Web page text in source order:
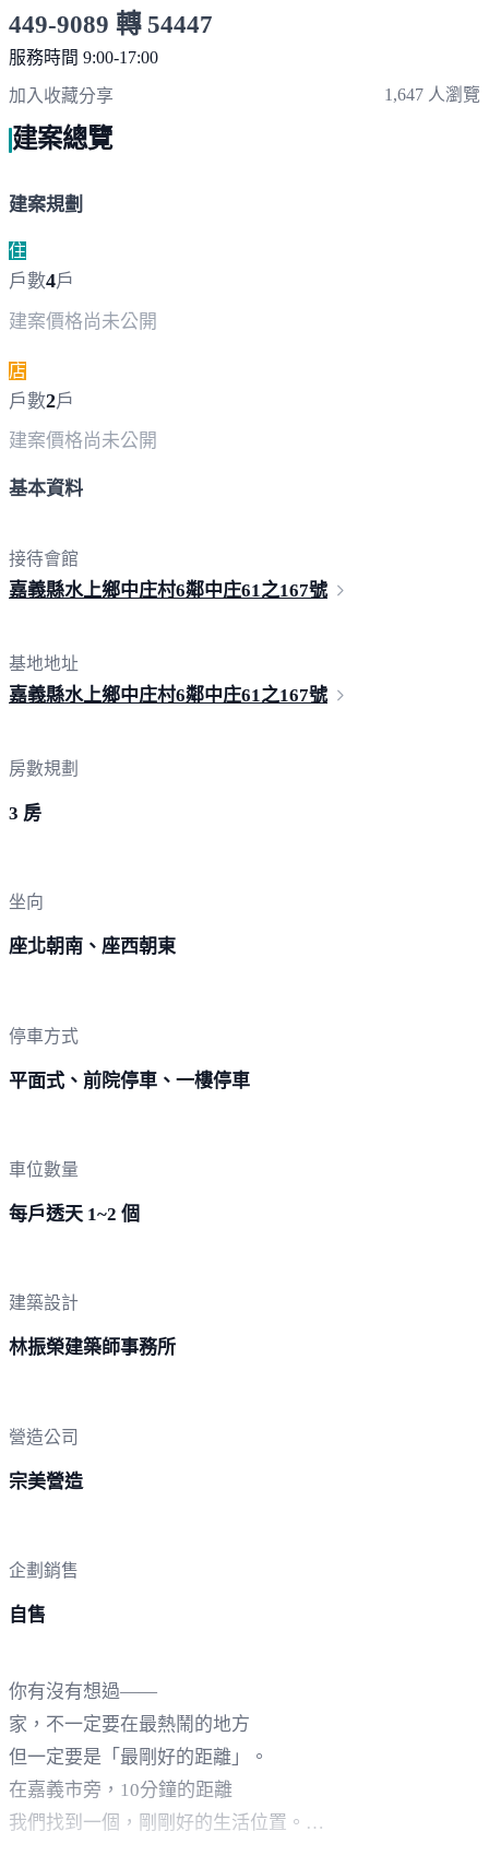
449-9089 轉 54447
服務時間 9:00-17:00
加入收藏分享 1,647 人瀏覽
建案總覽
建案規劃
住
戶數4戶
建案價格尚未公開
店
戶數2戶
建案價格尚未公開
基本資料
接待會館
嘉義縣水上鄉中庄村6鄰中庄61之167號
基地地址
嘉義縣水上鄉中庄村6鄰中庄61之167號
房數規劃
3 房
坐向
座北朝南、座西朝東
停車方式
平面式、前院停車、一樓停車
車位數量
每戶透天 1~2 個
建築設計
林振榮建築師事務所
營造公司
宗美營造
企劃銷售
自售
你有沒有想過——
家，不一定要在最熱鬧的地方
但一定要是「最剛好的距離」。
在嘉義市旁，10分鐘的距離
我們找到一個，剛剛好的生活位置。